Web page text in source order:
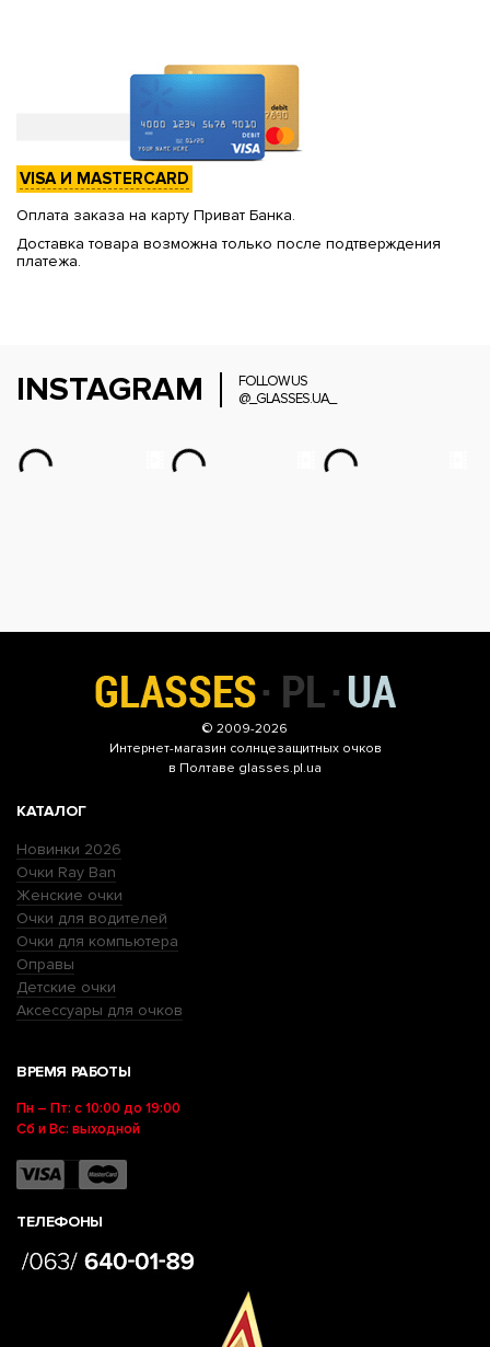
VISA И MASTERCARD
Оплата заказа на карту Приват Банка.
Доставка товара возможна только после подтверждения
платежа.
INSTAGRAM
FOLLOW US
@_GLASSES.UA_
© 2009-2026
Интернет-магазин солнцезащитных очков
в Полтаве glasses.pl.ua
КАТАЛОГ
Новинки 2026
Очки Ray Ban
Женские очки
Очки для водителей
Очки для компьютера
Оправы
Детские очки
Аксессуары для очков
ВРЕМЯ РАБОТЫ
Пн – Пт: с 10:00 до 19:00
Сб и Вс: выходной
ТЕЛЕФОНЫ